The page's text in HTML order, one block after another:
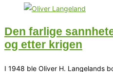
Den farlige
og etter krigen
I 1948 ble Oliver H. Langelands